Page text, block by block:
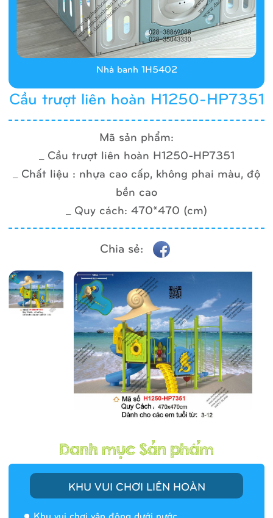
KHU VUI CHƠI LIÊN HOÀN
Khu vui chơi vận động dưới nước
Cầu trượt liên hoàn H1250-HP7351
Mã sản phẩm:
_ Cầu trượt liên hoàn H1250-HP7351
_ Chất liệu : nhựa cao cấp, không phai màu, độ
bền cao
_ Quy cách: 470*470 (cm)
Chia sẻ:
Nhà banh 1H5402